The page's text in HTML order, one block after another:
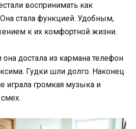
воспринимать как
стала функцией. Удобным,
к их комфортной жизни.
достала из кармана телефон
Гудки шли долго. Наконец
играла громкая музыка и